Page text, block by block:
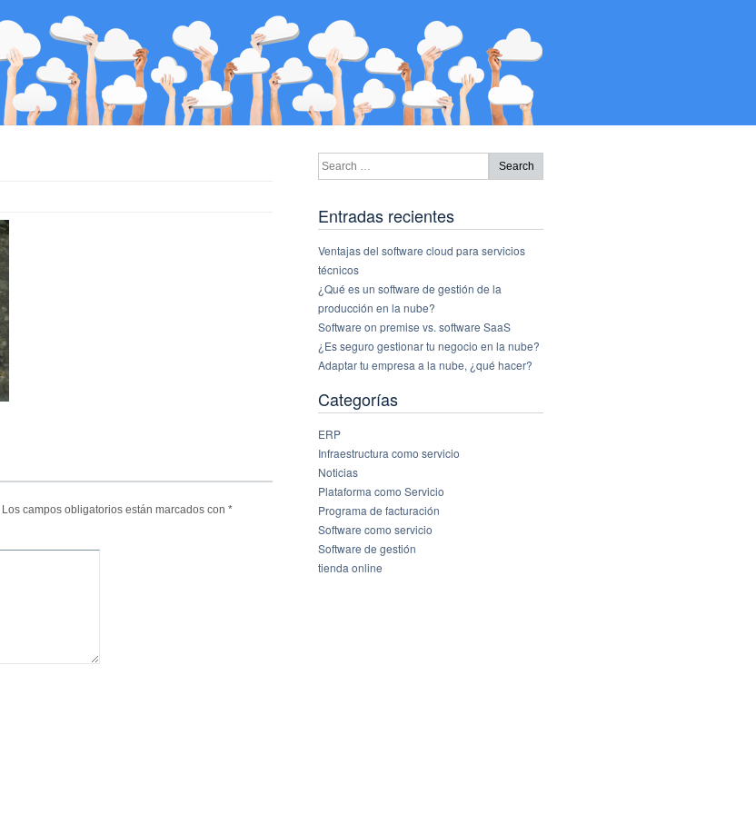
Los campos obligatorios están marcados con *
Entradas recientes
Ventajas del software cloud para servicios
técnicos
¿Qué es un software de gestión de la
producción en la nube?
Software on premise vs. software SaaS
¿Es seguro gestionar tu negocio en la nube?
Adaptar tu empresa a la nube, ¿qué hacer?
Categorías
ERP
Infraestructura como servicio
Noticias
Plataforma como Servicio
Programa de facturación
Software como servicio
Software de gestión
tienda online